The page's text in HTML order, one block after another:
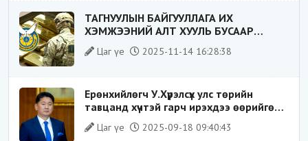
ТАГНУУЛЫН БАЙГУУЛЛАГА ИХ
ХЭМЖЭЭНИЙ АЛТ ХУУЛЬ БУСААР
ХИЛЭЭР ГАРГАХ ГЭЖ БАЙСАН
ҮЙЛДЛИЙГ ТАСЛАН ЗОГСООЛОО
Цаг үе 2025-11-14 16:28:38
Ерөнхийлөгч У.Хүрэлсүх улс төрийн
тавцанд хүчтэй гарч ирэхдээ өөрийгөө
шударга ёсны төлөө тэмцэгч, “хуучин
тогтолцооны хонгилыг нураагч” гэсэн
Цаг үе 2025-09-18 09:40:43